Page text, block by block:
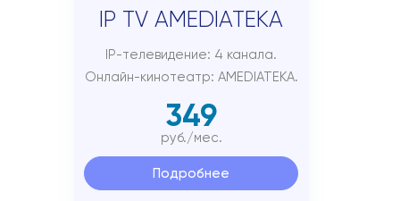
IP TV AMEDIATEKA
IP-телевидение: 4 канала.
Онлайн-кинотеатр: AMEDIATEKA.
349
руб./мес.
Подробнее